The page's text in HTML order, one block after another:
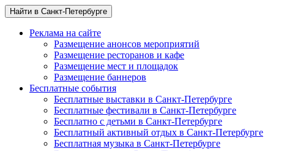
Найти в Санкт-Петербурге
Реклама на сайте
Размещение анонсов мероприятий
Размещение ресторанов и кафе
Размещение мест и площадок
Размещение баннеров
Бесплатные события
Бесплатные выставки в Санкт-Петербурге
Бесплатные фестивали в Санкт-Петербурге
Бесплатно с детьми в Санкт-Петербурге
Бесплатный активный отдых в Санкт-Петербурге
Бесплатная музыка в Санкт-Петербурге